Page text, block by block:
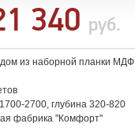
340 руб.
из наборной планки МДФ
2700, глубина 320-820
фабрика "Комфорт"